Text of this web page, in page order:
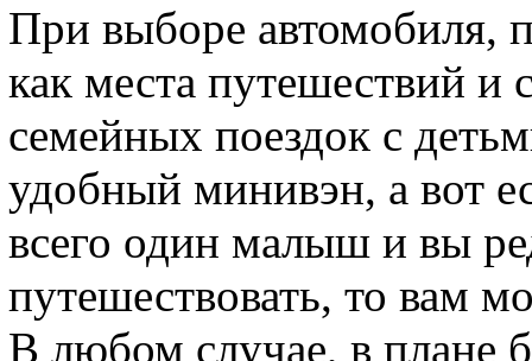
При выборе автомобиля,
как места путешествий и
семейных поездок с
удобный минивэн, а вот
всего один малыш и вы
путешествовать, то вам
В любом случае, в плане